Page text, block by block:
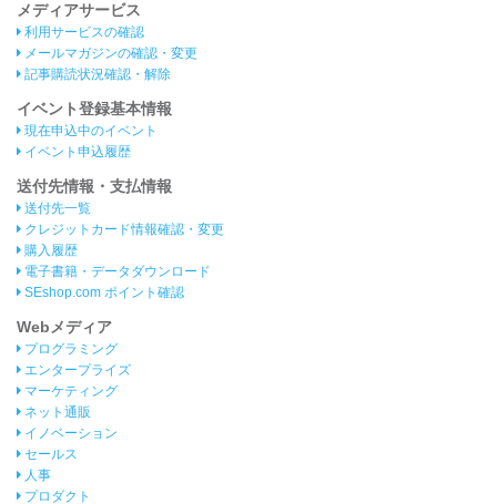
メディアサービス
利用サービスの確認
メールマガジンの確認・変更
記事購読状況確認・解除
イベント登録基本情報
現在申込中のイベント
イベント申込履歴
送付先情報・支払情報
送付先一覧
クレジットカード情報確認・変更
購入履歴
電子書籍・データダウンロード
SEshop.com ポイント確認
Webメディア
プログラミング
エンタープライズ
マーケティング
ネット通販
イノベーション
セールス
人事
プロダクト